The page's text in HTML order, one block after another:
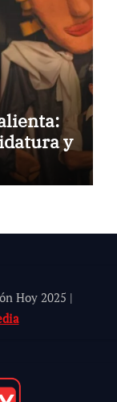
y
Hoy 2025 |